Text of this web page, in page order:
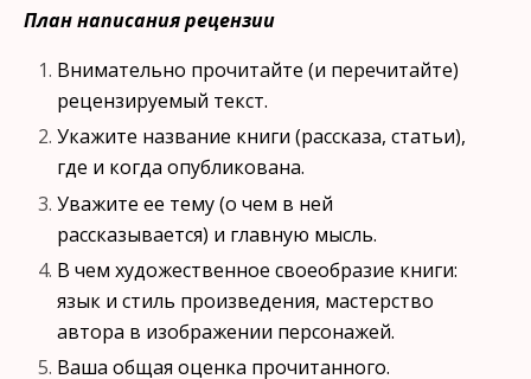
План написания рецензии
Внимательно прочитайте (и перечитайте)
рецензируемый текст.
Укажите название книги (рассказа, статьи),
где и когда опублико­вана.
Уважите ее тему (о чем в ней
рассказывается) и главную мысль.
В чем художественное своеобразие книги:
язык и стиль произве­дения, мастерство
автора в изображении персонажей.
Ваша общая оценка прочитанного.